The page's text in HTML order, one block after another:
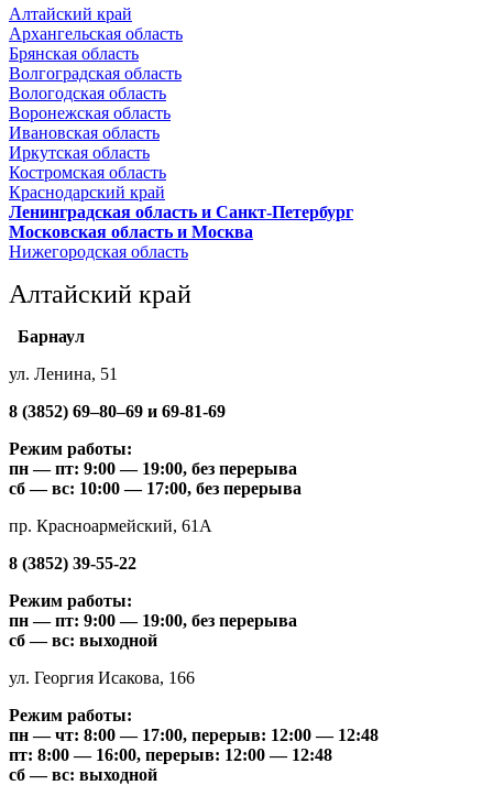
Алтайский край
Архангельская область
Брянская область
Волгоградская область
Вологодская область
Воронежская область
Ивановская область
Иркутская область
Костромская область
Краснодарский край
Ленинградская область и Санкт-Петербург
Московская область и Москва
Нижегородская область
Алтайский край
Барнаул
ул. Ленина, 51
8 (3852) 69–80–69 и 69-81-69
Режим работы:
пн — пт: 9:00 — 19:00, без перерыва
сб — вс: 10:00 — 17:00, без перерыва
пр. Красноармейский, 61А
8 (3852) 39-55-22
Режим работы:
пн — пт: 9:00 — 19:00, без перерыва
сб — вс: выходной
ул. Георгия Исакова, 166
Режим работы:
пн — чт: 8:00 — 17:00, перерыв: 12:00 — 12:48
пт: 8:00 — 16:00, перерыв: 12:00 — 12:48
сб — вс: выходной